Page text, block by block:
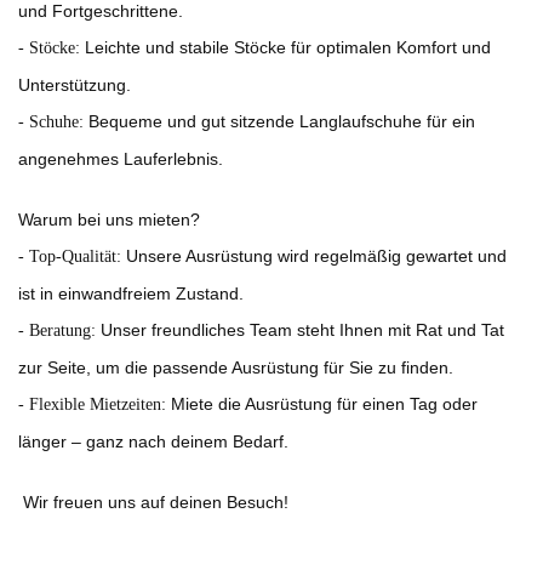
und Fortgeschrittene.
- Stöcke: Leichte und stabile Stöcke für optimalen Komfort und
Unterstützung.
- Schuhe: Bequeme und gut sitzende Langlaufschuhe für ein
angenehmes Lauferlebnis.
Warum bei uns mieten?
- Top-Qualität: Unsere Ausrüstung wird regelmäßig gewartet und
ist in einwandfreiem Zustand.
- Beratung: Unser freundliches Team steht Ihnen mit Rat und Tat
zur Seite, um die passende Ausrüstung für Sie zu finden.
- Flexible Mietzeiten: Miete die Ausrüstung für einen Tag oder
länger – ganz nach deinem Bedarf.
Wir freuen uns auf deinen Besuch!